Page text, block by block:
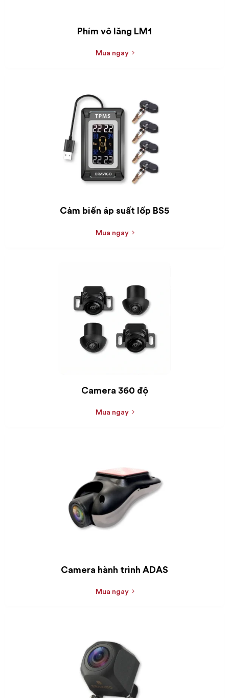
Phím vô lăng LM1
Mua ngay
Cảm biến áp suất lốp BS5
Mua ngay
Camera 360 độ
Mua ngay
Camera hành trình ADAS
Mua ngay